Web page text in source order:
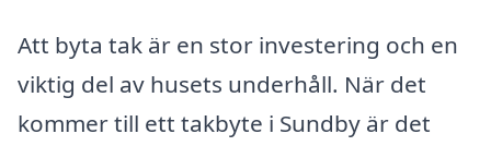
Att byta tak är en stor investering och en
viktig del av husets underhåll. När det
kommer till ett takbyte i Sundby är det